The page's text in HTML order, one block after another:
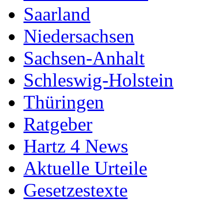
Saarland
Niedersachsen
Sachsen-Anhalt
Schleswig-Holstein
Thüringen
Ratgeber
Hartz 4 News
Aktuelle Urteile
Gesetzestexte